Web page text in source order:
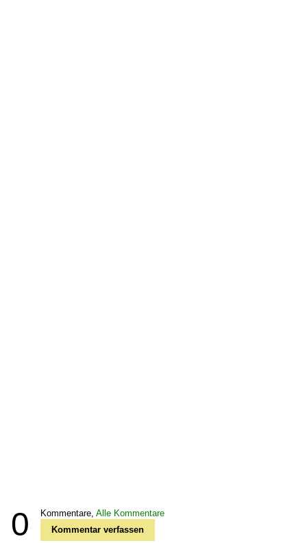
0 Kommentare, Alle Kommentare
Kommentar verfassen